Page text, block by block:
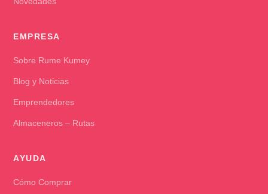
EMPRESA
Sobre Rume Kumey
Blog y Noticias
Emprendedores
Almaceneros – Rutas
AYUDA
Cómo Comprar